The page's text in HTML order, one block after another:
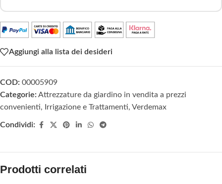
Aggiungi alla lista dei desideri
COD: 00005909
Categorie: Attrezzature da giardino in vendita a prezzi
convenienti, Irrigazione e Trattamenti, Verdemax
Condividi:
Prodotti correlati